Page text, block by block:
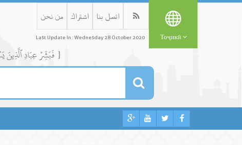
من نحن اشتراك اتصل بنا
Last Update In : Wednesday 28 October 2020 Тоҷикӣ
{ فَبَشِّرۡ عِبَادِ ٱلَّذِينَ يَسۡتَمِعُونَ ٱلۡقَوۡلَ فَيَتَّبِعُونَ أَحۡسَنَهُۥٓۚ أُوْلَٰٓئِكَ ٱلَّذِينَ هَدَىٰهُمُ ٱللَّهُۖ وَأُوْلَٰٓئِكَ هُمۡ أُوْلُواْ ٱلۡأَلۡبَٰبِ }